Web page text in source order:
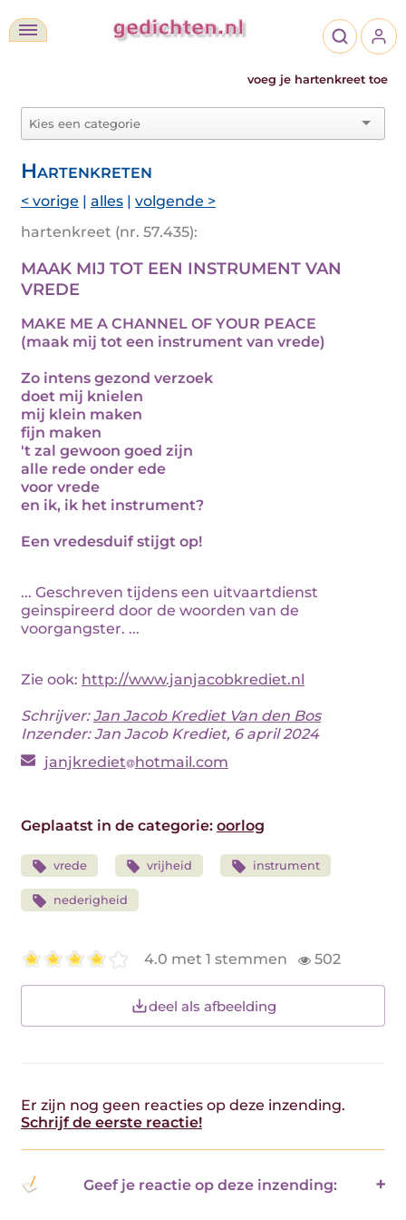
voeg je hartenkreet toe
Hartenkreten
< vorige | alles | volgende >
hartenkreet (nr. 57.435):
MAAK MIJ TOT EEN INSTRUMENT VAN
VREDE
MAKE ME A CHANNEL OF YOUR PEACE
(maak mij tot een instrument van vrede)
Zo intens gezond verzoek
doet mij knielen
mij klein maken
fijn maken
't zal gewoon goed zijn
alle rede onder ede
voor vrede
en ik, ik het instrument?
Een vredesduif stijgt op!
... Geschreven tijdens een uitvaartdienst
geinspireerd door de woorden van de
voorgangster. ...
Zie ook: http://www.janjacobkrediet.nl
Schrijver:Jan Jacob Krediet Van den Bos
Inzender: Jan Jacob Krediet, 6 april 2024
janjkrediet hotmail.com
Geplaatst in de categorie: oorlog
vrede vrijheid instrument
nederigheid
4.0 met 1 stemmen 502
deel als afbeelding
Er zijn nog geen reacties op deze inzending.
Schrijf de eerste reactie!
Geef je reactie op deze inzending: